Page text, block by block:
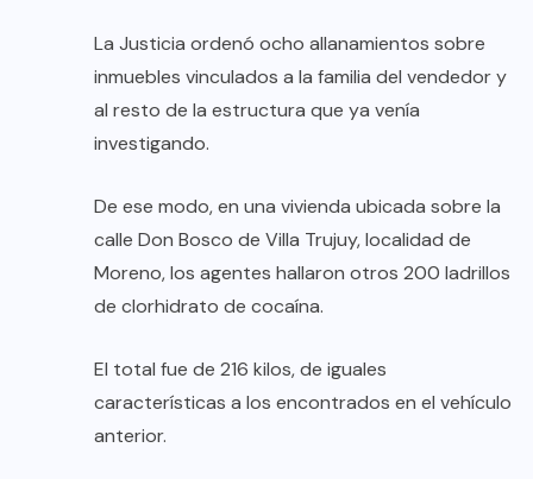
La Justicia ordenó ocho allanamientos sobre
inmuebles vinculados a la familia del vendedor y
al resto de la estructura que ya venía
investigando.
De ese modo, en una vivienda ubicada sobre la
calle Don Bosco de Villa Trujuy, localidad de
Moreno, los agentes hallaron otros 200 ladrillos
de clorhidrato de cocaína.
El total fue de 216 kilos, de iguales
características a los encontrados en el vehículo
anterior.